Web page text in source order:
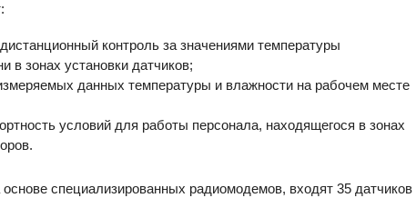
контроль за значениями температуры
в зонах установки датчиков;
данных температуры и влажности на рабочем месте
условий для работы персонала, находящегося в зонах
специализированных радиомодемов, входят 35 датчиков